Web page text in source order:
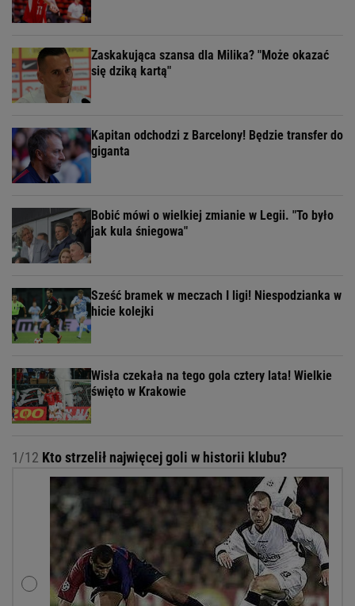
Zaskakująca szansa dla Milika? "Może okazać
się dziką kartą"
Kapitan odchodzi z Barcelony! Będzie transfer do
giganta
Bobić mówi o wielkiej zmianie w Legii. "To było
jak kula śniegowa"
Sześć bramek w meczach I ligi! Niespodzianka w
hicie kolejki
Wisła czekała na tego gola cztery lata! Wielkie
święto w Krakowie
1/12 Kto strzelił najwięcej goli w historii klubu?